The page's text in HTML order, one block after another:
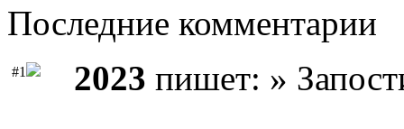
Последние комментарии
#1 2023 пишет: »